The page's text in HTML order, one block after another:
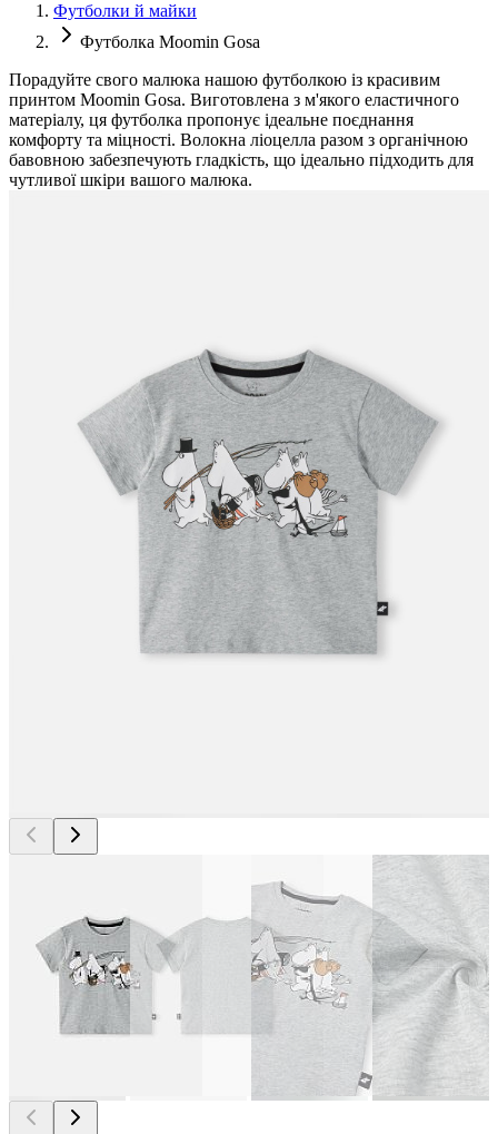
Футболки й майки
Футболка Moomin Gosa
Порадуйте свого малюка нашою футболкою із красивим
принтом Moomin Gosa. Виготовлена ​​з м'якого еластичного
матеріалу, ця футболка пропонує ідеальне поєднання
комфорту та міцності. Волокна ліоцелла разом з органічною
бавовною забезпечують гладкість, що ідеально підходить для
чутливої ​​шкіри вашого малюка.